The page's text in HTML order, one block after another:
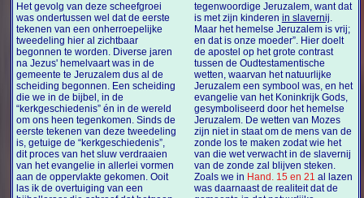
Het gevolg van deze scheefgroei
was ondertussen wel dat de eerste
tekenen van een onherroepelijke
tweedeling hier al zichtbaar
begonnen te worden. Diverse jaren
na Jezus' hemelvaart was in de
gemeente te Jeruzalem dus al de
scheiding begonnen. Een scheiding
die we in de bijbel, in de
“kerkgeschiedenis” én in de wereld
om ons heen tegenkomen. Sinds de
eerste tekenen van deze tweedeling
is, getuige de “kerkgeschiedenis”,
dit proces van het sluw verdraaien
van het evangelie in allerlei vormen
aan de oppervlakte gekomen. Ooit
las ik de overtuiging van een
tegenwoordige Jeruzalem, want dat
is met zijn kinderen in slavernij.
Maar het hemelse Jeruzalem is vrij;
en dat is onze moeder”. Hier doelt
de apostel op het grote contrast
tussen de Oudtestamentische
wetten, waarvan het natuurlijke
Jeruzalem een symbool was, en het
evangelie van het Koninkrijk Gods,
gesymboliseerd door het hemelse
Jeruzalem. De wetten van Mozes
zijn niet in staat om de mens van de
zonde los te maken zodat wie het
van die wet verwacht in de slavernij
van de zonde zal blijven steken.
Zoals we in Hand. 15 en 21
was daarnaast de realiteit dat de